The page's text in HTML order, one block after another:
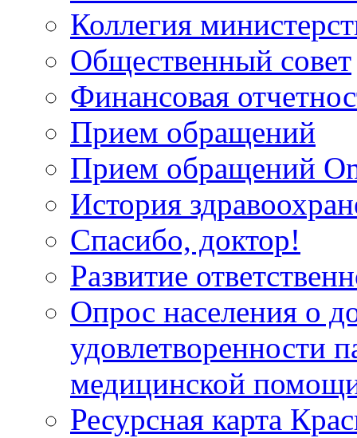
Коллегия
Общественный совет
Финансовая
Прием обращений
Прием обращений
История
Спасибо, доктор!
Развитие
Опрос населения о
удовлетворенности
медицинской
Ресурсная карта